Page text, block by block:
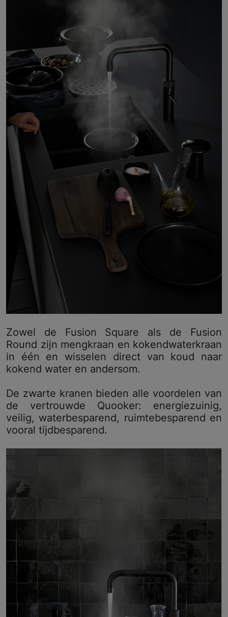
Zowel de Fusion Square als de Fusion
Round zijn mengkraan en kokendwaterkraan
in één en wisselen direct van koud naar
kokend water en andersom.
De zwarte kranen bieden alle voordelen van
de vertrouwde Quooker: energiezuinig,
veilig, waterbesparend, ruimtebesparend en
vooral tijdbesparend.